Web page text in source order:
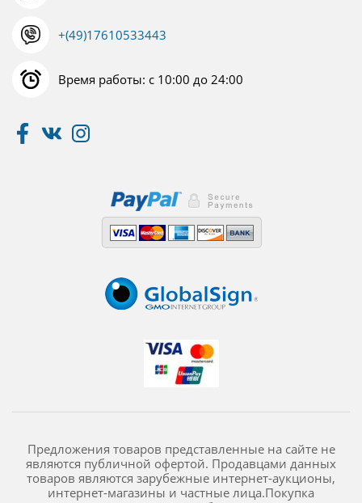
+(49)17610533443
Время работы: с 10:00 до 24:00
Предложения товаров представленные на сайте не
являются публичной офертой. Продавцами данных
товаров являются зарубежные интернет-аукционы,
интернет-магазины и частные лица.Покупка